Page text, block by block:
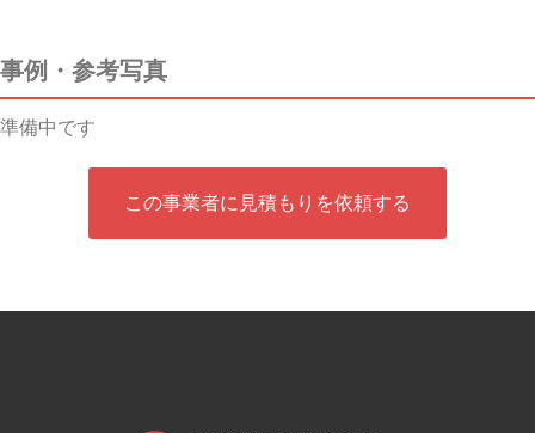
事例・参考写真
準備中です
この事業者に見積もりを依頼する